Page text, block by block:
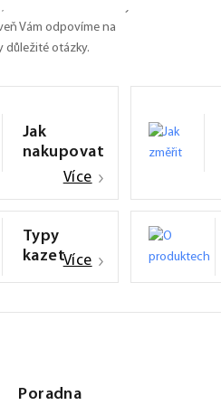
naučíme Vás se o rolety
Vám odpovíme na
důležité otázky.
Jak
nakupovat
Více
Typy
kazetVíce
Poradna